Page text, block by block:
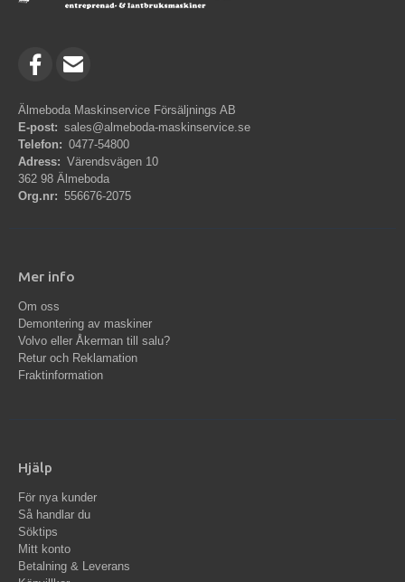
Älmeboda Maskinservice Försäljnings AB
E-post: sales@almeboda-maskinservice.se
Telefon: 0477-54800
Adress: Värendsvägen 10
362 98 Älmeboda
Org.nr: 556676-2075
Mer info
Om oss
Demontering av maskiner
Volvo eller Åkerman till salu?
Retur och Reklamation
Fraktinformation
Hjälp
För nya kunder
Så handlar du
Söktips
Mitt konto
Betalning & Leverans